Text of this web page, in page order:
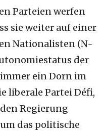
Parteien werfen
sie weiter auf einer
Nationalisten (N-
der
ein Dorn im
liberale Partei Défi,
Regierung
das politische